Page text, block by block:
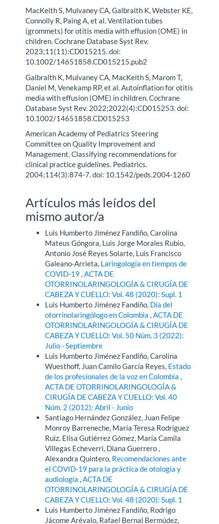
MacKeith S, Mulvaney CA, Galbraith K, Webster KE,
Connolly R, Paing A, et al. Ventilation tubes
(grommets) for otitis media with effusion (OME) in
children. Cochrane Database Syst Rev.
2023;11(11):CD015215. doi:
10.1002/14651858.CD015215.pub2
Galbraith K, Mulvaney CA, MacKeith S, Marom T,
Daniel M, Venekamp RP, et al. Autoinflation for otitis
media with effusion (OME) in children. Cochrane
Database Syst Rev. 2022;2022(4):CD015253. doi:
10.1002/14651858.CD015253
American Academy of Pediatrics Steering
Committee on Quality Improvement and
Management. Classifying recommendations for
clinical practice guidelines. Pediatrics.
2004;114(3):874-7. doi: 10.1542/peds.2004-1260
Artículos más leídos del
mismo autor/a
Luis Humberto Jiménez Fandiño, Carolina
Mateus Góngora, Luis Jorge Morales Rubio,
Antonio José Reyes Solarte, Luis Francisco
Galeano-Arrieta, Laringología en tiempos de
COVID-19,ACTA DE
OTORRINOLARINGOLOGÍA & CIRUGÍA DE
CABEZA Y CUELLO: Vol. 48 (2020): Supl. 1
Luis Humberto Jiménez Fandiño, Día del
otorrinolaringólogo en Colombia,ACTA DE
OTORRINOLARINGOLOGÍA & CIRUGÍA DE
CABEZA Y CUELLO: Vol. 50 Núm. 3 (2022):
Julio - Septiembre
Luis Humberto Jiménez Fandiño, Carolina
Wuesthoff, Juan Camilo García Reyes, Estado
de los profesionales de la voz en Colombia,
ACTA DE OTORRINOLARINGOLOGÍA &
CIRUGÍA DE CABEZA Y CUELLO: Vol. 40
Núm. 2 (2012): Abril - Junio
Santiago Hernández González, Juan Felipe
Monroy Barreneche, María Teresa Rodríguez
Ruiz, Elisa Gutiérrez Gómez, María Camila
Villegas Echeverri, Diana Guerrero ,
Alexandra Quintero, Recomendaciones ante
el COVID-19 para la práctica de otología y
audiología,ACTA DE
OTORRINOLARINGOLOGÍA & CIRUGÍA DE
CABEZA Y CUELLO: Vol. 48 (2020): Supl. 1
Luis Humberto Jiménez Fandiño, Rodrigo
Jácome Arévalo, Rafael Bernal Bermúdez,